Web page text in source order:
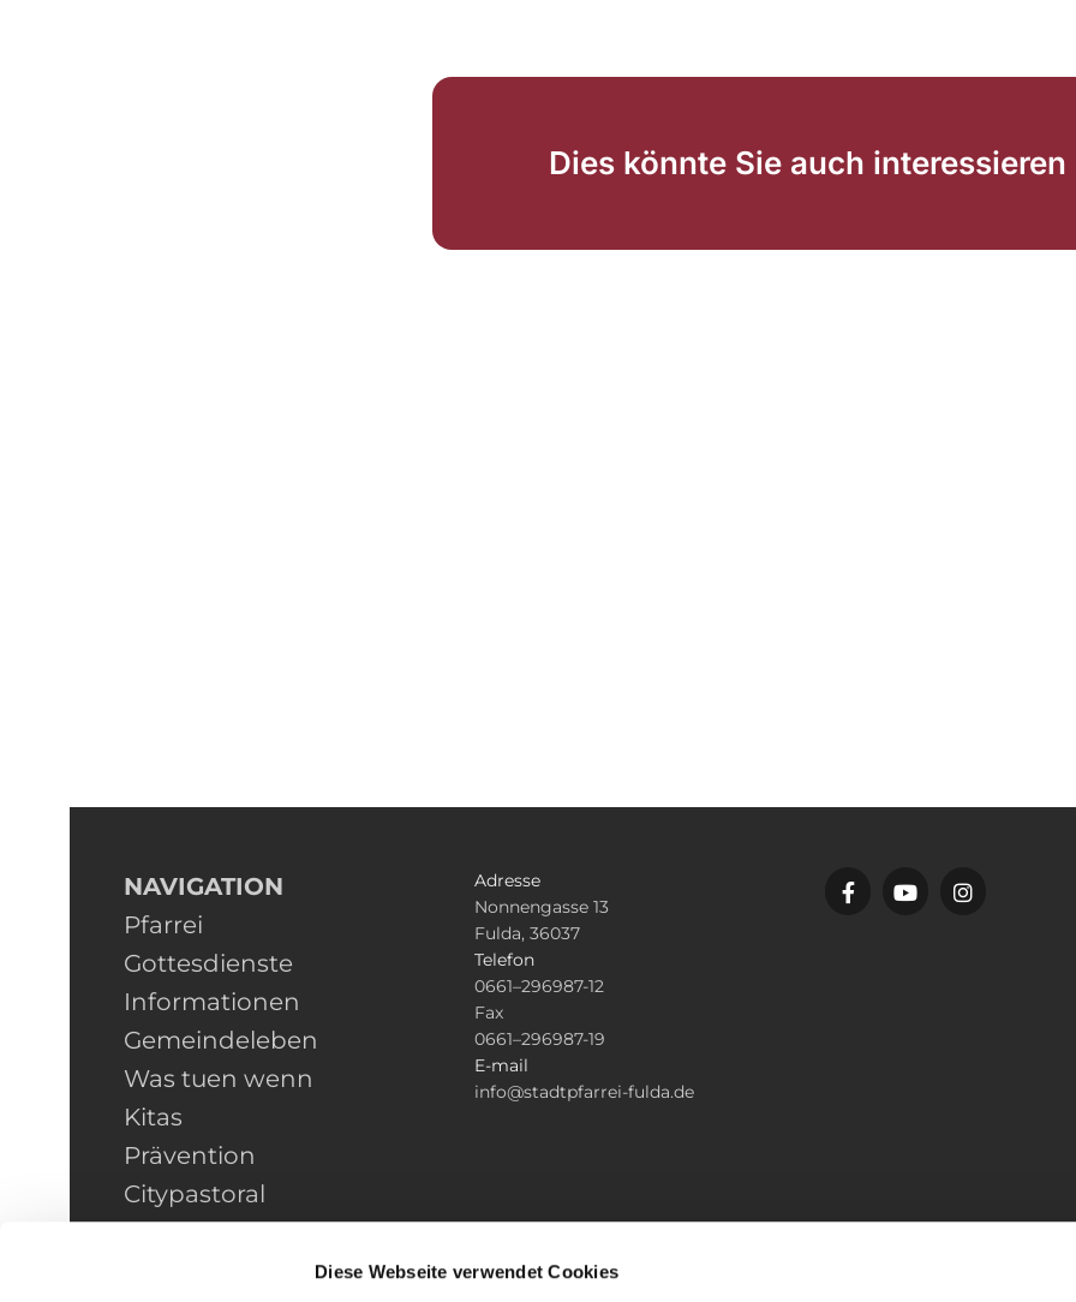
Diese Webseite verwendet Cookies
Dies könnte Sie auch interessieren
NAVIGATION
Pfarrei
Gottesdienste
Informationen
Gemeindeleben
Was tuen wenn
Kitas
Prävention
Citypastoral
Kontakt
HINWEISGEBERSCHUTZ
Adresse
Nonnengasse 13
Fulda, 36037
Telefon
0661–296987-12
Fax
0661–296987-19
E-mail
info@stadtpfarrei-fulda.de